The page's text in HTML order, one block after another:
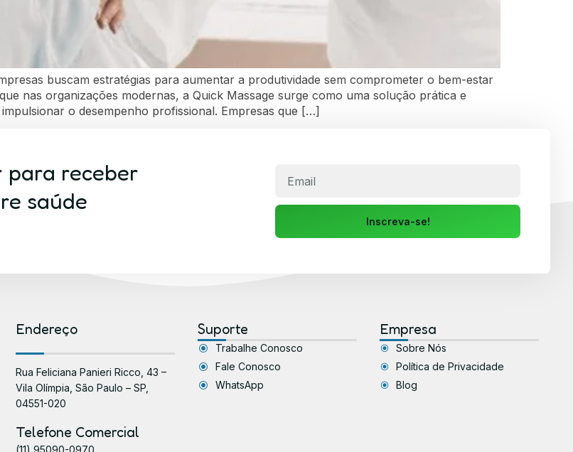
buscam estratégias para aumentar a produtividade sem comprometer o bem-estar
nas organizações modernas, a Quick Massage surge como uma solução prática e
o desempenho profissional. Empresas que […]
para receber
saúde
Inscreva-se!
Endereço
Rua Feliciana Panieri Ricco, 43 –
Vila Olímpia, São Paulo – SP,
04551-020
Telefone Comercial
(11) 95090-0970
Suporte
Trabalhe Conosco
Fale Conosco
WhatsApp
Empresa
Sobre Nós
Política de Privacidade
Blog